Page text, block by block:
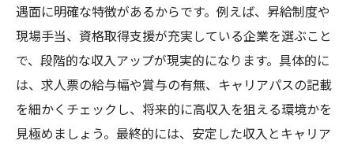
遇面に明確な特徴があるからです。例えば、昇給制度や
現場手当、資格取得支援が充実している企業を選ぶこと
で、段階的な収入アップが現実的になります。具体的に
は、求人票の給与幅や賞与の有無、キャリアパスの記載
を細かくチェックし、将来的に高収入を狙える環境かを
見極めましょう。最終的には、安定した収入とキャリア